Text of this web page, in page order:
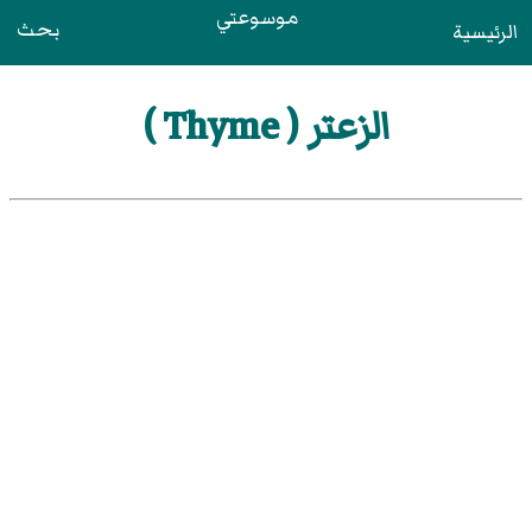
الرئيسية موسوعتي بحث
الزعتر ( Thyme )